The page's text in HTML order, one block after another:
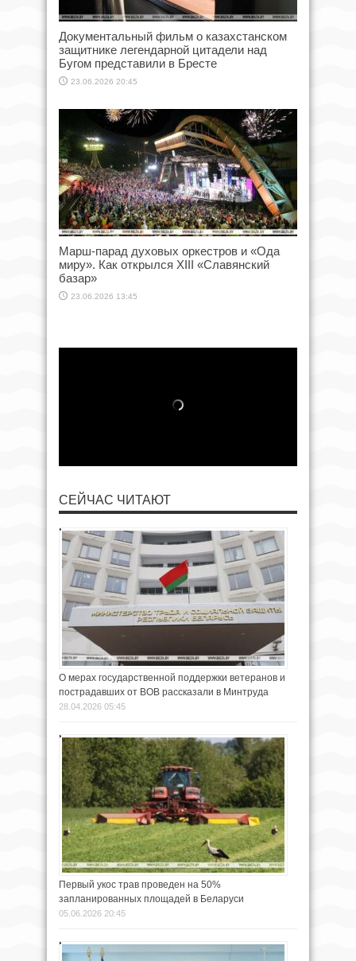
Документальный фильм о казахстанском
защитнике легендарной цитадели над
Бугом представили в Бресте
23.06.2026 20:45
Марш-парад духовых оркестров и «Ода
миру». Как открылся XIII «Славянский
базар»
23.06.2026 13:45
СЕЙЧАС ЧИТАЮТ
О мерах государственной поддержки ветеранов и
пострадавших от ВОВ рассказали в Минтруда
28.04.2026 05:45
Первый укос трав проведен на 50%
запланированных площадей в Беларуси
05.06.2026 20:45